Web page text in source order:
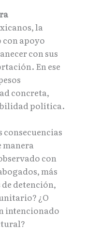
la
con apoyo
con sus
En ese
concreta,
política.
consecuencias
manera
con
más
detención,
¿O
intencionado